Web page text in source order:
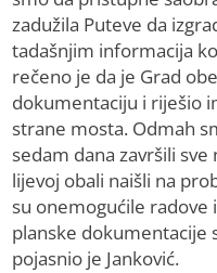
zadužila Puteve da
tadašnjim informacija
rečeno je da je Grad
dokumentaciju i riješio
strane mosta. Odmah
sedam dana završili
lijevoj obali naišli na
su onemogućile
planske dokumentacije
pojasnio je Јanković.